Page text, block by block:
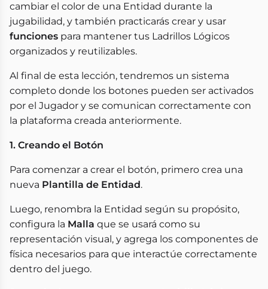
cambiar el color de una Entidad durante la
jugabilidad, y también practicarás crear y usar
funciones para mantener tus Ladrillos Lógicos
organizados y reutilizables.
Al final de esta lección, tendremos un sistema
completo donde los botones pueden ser activados
por el Jugador y se comunican correctamente con
la plataforma creada anteriormente.
1. Creando el Botón
Para comenzar a crear el botón, primero crea una
nueva Plantilla de Entidad.
Luego, renombra la Entidad según su propósito,
configura la Malla que se usará como su
representación visual, y agrega los componentes de
física necesarios para que interactúe correctamente
dentro del juego.